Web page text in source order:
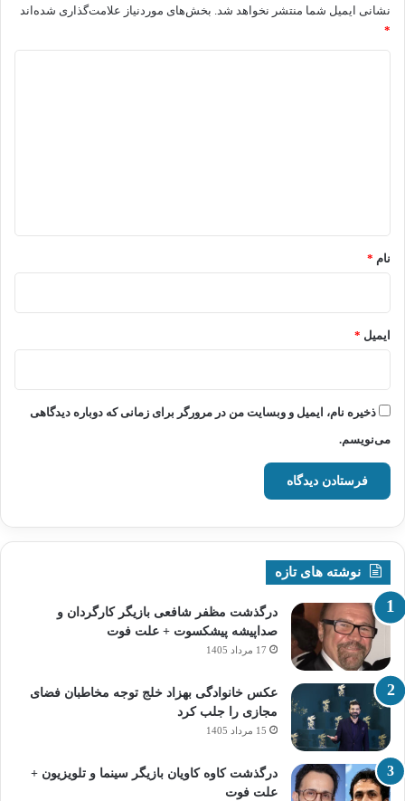
نشانی ایمیل شما منتشر نخواهد شد. بخش‌های موردنیاز علامت‌گذاری شده‌اند
*
نام *
ایمیل *
ذخیره نام، ایمیل و وبسایت من در مرورگر برای زمانی که دوباره دیدگاهی
می‌نویسم.
نوشته های تازه
درگذشت مظفر شافعی بازیگر کارگردان و
صداپیشه پیشکسوت + علت فوت
17 مرداد 1405
عکس خانوادگی بهزاد خلج توجه مخاطبان فضای
مجازی را جلب کرد
15 مرداد 1405
درگذشت کاوه کاویان بازیگر سینما و تلویزیون +
علت فوت